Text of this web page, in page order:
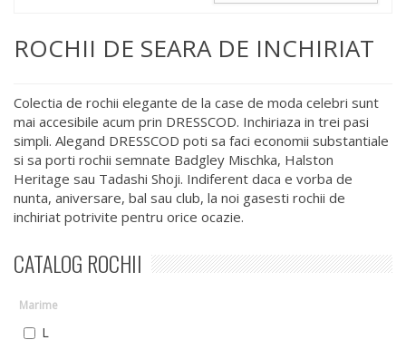
ROCHII DE SEARA DE INCHIRIAT
Colectia de rochii elegante de la case de moda celebri sunt
mai accesibile acum prin DRESSCOD. Inchiriaza in trei pasi
simpli. Alegand DRESSCOD poti sa faci economii substantiale
si sa porti rochii semnate Badgley Mischka, Halston
Heritage sau Tadashi Shoji. Indiferent daca e vorba de
nunta, aniversare, bal sau club, la noi gasesti rochii de
inchiriat potrivite pentru orice ocazie.
CATALOG ROCHII
Marime
L